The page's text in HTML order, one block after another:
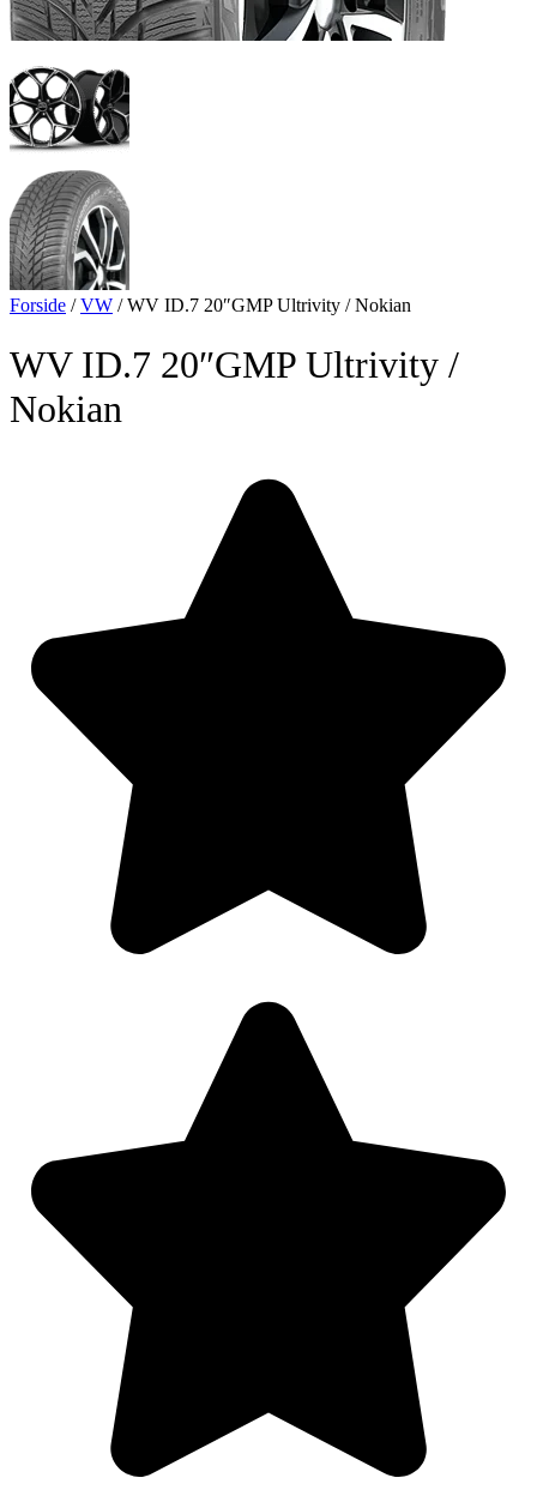
Forside /VW /WV ID.7 20″GMP Ultrivity / Nokian
WV ID.7 20″GMP Ultrivity /
Nokian